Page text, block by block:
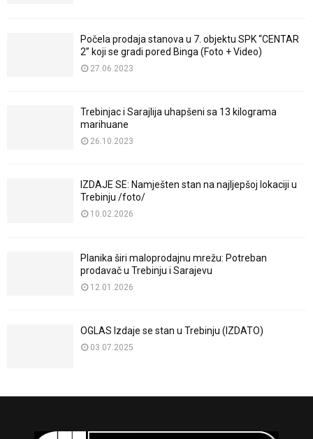
Počela prodaja stanova u 7. objektu SPK “CENTAR
2” koji se gradi pored Binga (Foto + Video)
27.06.2023
Trebinjac i Sarajlija uhapšeni sa 13 kilograma
marihuane
26.10.2023
IZDAJE SE: Namješten stan na najljepšoj lokaciji u
Trebinju /foto/
10.02.2026
Planika širi maloprodajnu mrežu: Potreban
prodavač u Trebinju i Sarajevu
12.01.2026
OGLAS Izdaje se stan u Trebinju (IZDATO)
03.07.2025